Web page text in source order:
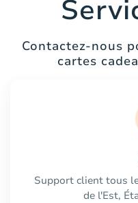
Contactez-nous
cartes
Support client tous
de l'Est,